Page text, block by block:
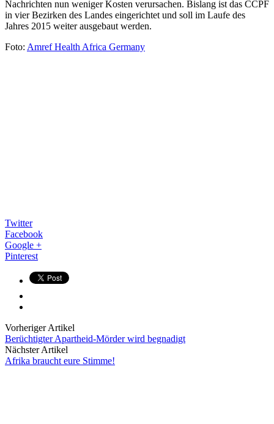
Nachrichten nun weniger Kosten verursachen. Bislang ist das CCPF
in vier Bezirken des Landes eingerichtet und soll im Laufe des
Jahres 2015 weiter ausgebaut werden.
Foto: Amref Health Africa Germany
Twitter
Facebook
Google +
Pinterest
Vorheriger Artikel
Berüchtigter Apartheid-Mörder wird begnadigt
Nächster Artikel
Afrika braucht eure Stimme!